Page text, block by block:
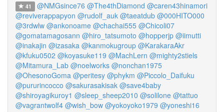
41 @NMGsince76 @The4thDiamond @caren43hinamori
@reviverappapyon @rudolf_auk @taeatdub @000HITO000
@3rdwlw @ankonoame @chachai555 @Chicoli07
@gomatamagosann @hiro_tatsumoto @hopperjp @iimutti
@inakajin @izasaka @kanmokugroup @KarakaraAkr
@kfuku0502 @koyasuke119 @MachLern @mighty2stiels
@Mitamura_Lab @noelworks @nonchan1975
@OhesonoGoma @peritesy @phykm @Piccolo_Daifuku
@pururincocco @sakurasakisak @save4baby
@shiroyagikuroy1 @sleep_sheep2010 @solilone @tattuo
@vagrantwolf4 @wish_bow @yokoyoko1979 @yoneshi16